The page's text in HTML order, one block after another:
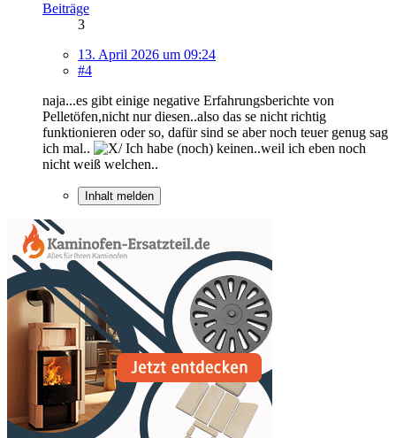
Beiträge
3
13. April 2026 um 09:24
#4
naja...es gibt einige negative Erfahrungsberichte von
Pelletöfen,nicht nur diesen..also das se nicht richtig
funktionieren oder so, dafür sind se aber noch teuer genug sag
ich mal..
Ich habe (noch) keinen..weil ich eben noch
nicht weiß welchen..
Inhalt melden